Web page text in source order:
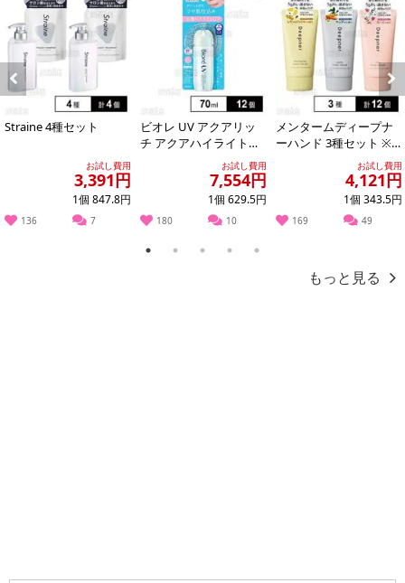
Previous
Straine 4種セット
お試し費用
3,391円
1個 847.8円
136 7
ビオレ UV アクアリッ
チ アクアハイライトロ
ーション 70ml ※商品改
お試し費用
7,554円
1個 629.5円
180 10
メンタームディープナ
ーハンド 3種セット ※
お試し費用
4,121円
1個 343.5円
169 49
Next
1 2 3 4 5
もっと見る